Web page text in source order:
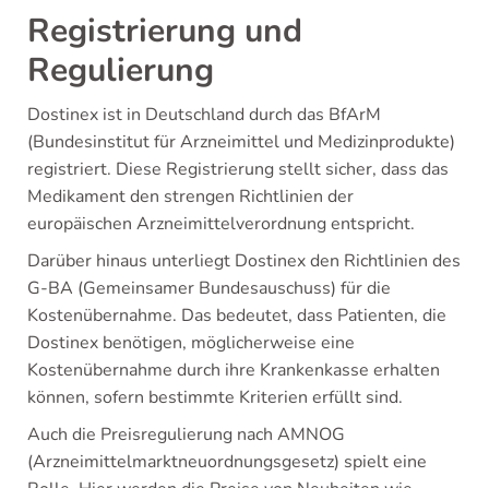
Registrierung und
Regulierung
Dostinex ist in Deutschland durch das BfArM
(Bundesinstitut für Arzneimittel und Medizinprodukte)
registriert. Diese Registrierung stellt sicher, dass das
Medikament den strengen Richtlinien der
europäischen Arzneimittelverordnung entspricht.
Darüber hinaus unterliegt Dostinex den Richtlinien des
G-BA (Gemeinsamer Bundesauschuss) für die
Kostenübernahme. Das bedeutet, dass Patienten, die
Dostinex benötigen, möglicherweise eine
Kostenübernahme durch ihre Krankenkasse erhalten
können, sofern bestimmte Kriterien erfüllt sind.
Auch die Preisregulierung nach AMNOG
(Arzneimittelmarktneuordnungsgesetz) spielt eine